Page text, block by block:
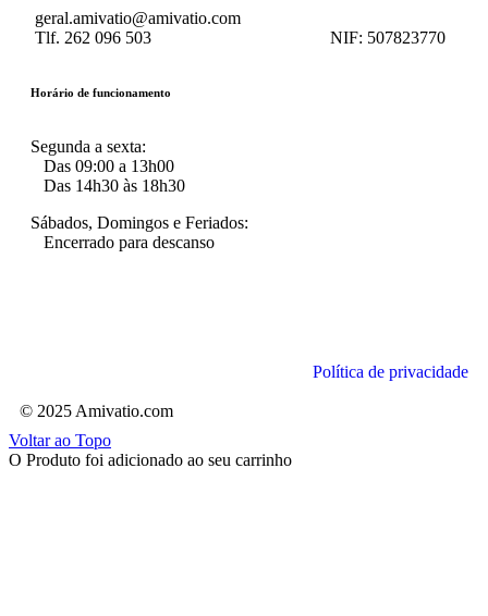
geral.amivatio@amivatio.com
Tlf. 262 096 503 NIF: 507823770
Horário de funcionamento
Segunda a sexta:
Das 09:00 a 13h00
Das 14h30 às 18h30
Sábados, Domingos e Feriados:
Encerrado para descanso
Política de privacidade
© 2025 Amivatio.com
Voltar ao Topo
O Produto foi adicionado ao seu carrinho